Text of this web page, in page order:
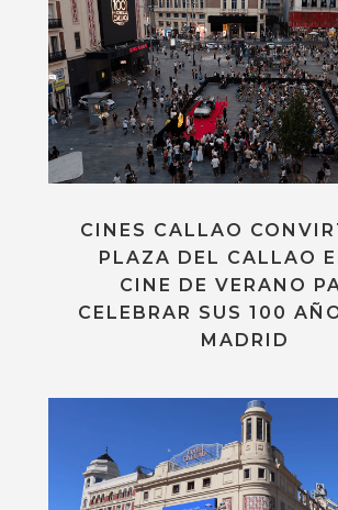
CINES CALLAO
PLAZA DEL CALLAO
CINE DE VERANO
CELEBRAR SUS 100
MADRID